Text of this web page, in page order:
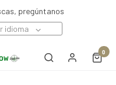
pregúntanos
idioma
0